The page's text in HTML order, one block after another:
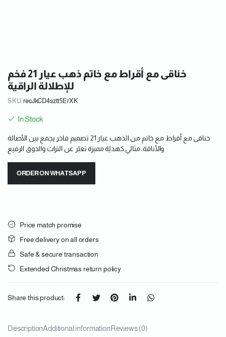
خناقى مع أقراط مع خاتم ذهب عيار 21 فخم
للإطلالة الراقية
SKU:recJkCD4sztt5ErXK
In Stock
خناقى مع أقراط مع خاتم من الذهب عيار 21 تصميم فاخر يجمع بين الأصالة
والأناقة، مثالي كهديّة مميزة تعبّر عن التراث والذوق الرفيع
ORDER ON WHATSAPP
Price match promise
Free delivery on all orders
Safe & secure transaction
Extended Christmas return policy
Share this product:
DescriptionAdditional informationReviews (0)